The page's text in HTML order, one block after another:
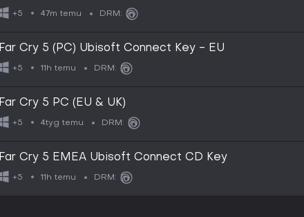
+5 47m temu DRM:
Far Cry 5 (PC) Ubisoft Connect Key - EU
+5 11h temu DRM:
Far Cry 5 PC (EU & UK)
+5 4tyg temu DRM:
Far Cry 5 EMEA Ubisoft Connect CD Key
+5 11h temu DRM: